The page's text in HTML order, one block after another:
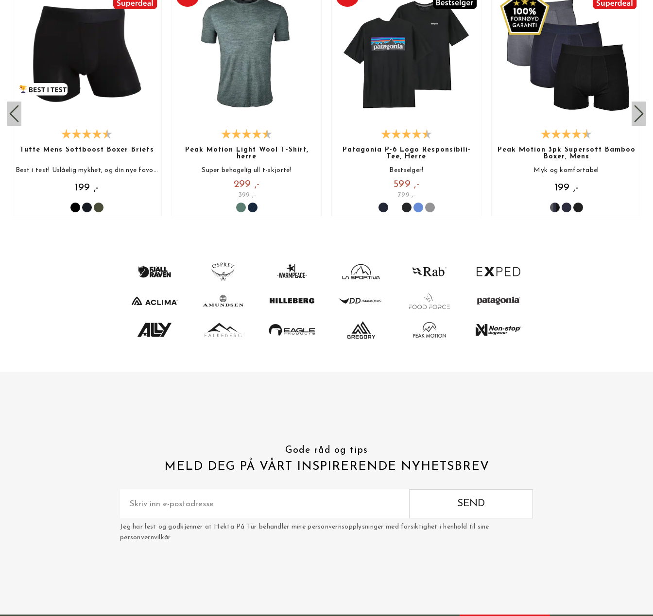
Tufte Mens Softboost Boxer Briefs
Best i test! Uslåelig mykhet, og din nye favoritt!
199 ,-
Peak Motion Light Wool T-Shirt,
herre
Super behagelig ull t-skjorte!
299 ,-
399 ,-
Patagonia P-6 Logo Responsibili-
Tee, Herre
Bestselger!
599 ,-
799 ,-
Peak Motion 3pk Supersoft Bamboo
Boxer, Mens
Myk og komfortabel
199 ,-
Gode råd og tips
MELD DEG PÅ VÅRT INSPIRERENDE NYHETSBREV
SEND
Jeg har lest og godkjenner at Hekta På Tur behandler mine personvernsopplysninger med forsiktighet i henhold til sine
personvernvilkår.